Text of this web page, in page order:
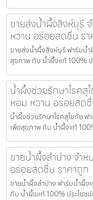
ขายส่งน้ำผึ้งสิงห์บุรี
หวาน อร่อยสดชื่น ร
ขายส่งน้ำผึ้งสิงห์บุรี ฟาร์มน้
สุขภาพ กับ น้ำผึ้งแท้ 100%
น้ำผึ้งช่วยรักษาโรคสุ
หอม หวาน อร่อยสด
น้ำผึ้งช่วยรักษาโรคสุโขทัย
เพื่อสุขภาพ กับ น้ำผึ้งแท้
ขายน้ำผึ้งลำปาง จำ
อร่อยสดชื่น ราคาถูก
ขายน้ำผึ้งลำปาง ฟาร์มน้ำผึ้
กับ น้ำผึ้งแท้ 100% ประโยช